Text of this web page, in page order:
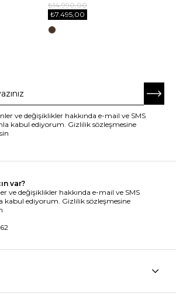
₺7.495,00
₺14.990,00
ve değişiklikler hakkında e-mail ve SMS
kabul ediyorum. Gizlilik sözleşmesine
var?
ve değişiklikler hakkında e-mail ve SMS
kabul ediyorum. Gizlilik sözleşmesine